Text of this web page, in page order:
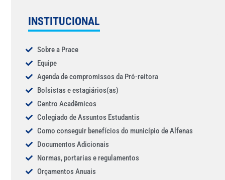
INSTITUCIONAL
Sobre a Prace
Equipe
Agenda de compromissos da Pró-reitora
Bolsistas e estagiários(as)
Centro Acadêmicos
Colegiado de Assuntos Estudantis
Como conseguir benefícios do município de Alfenas
Documentos Adicionais
Normas, portarias e regulamentos
Orçamentos Anuais